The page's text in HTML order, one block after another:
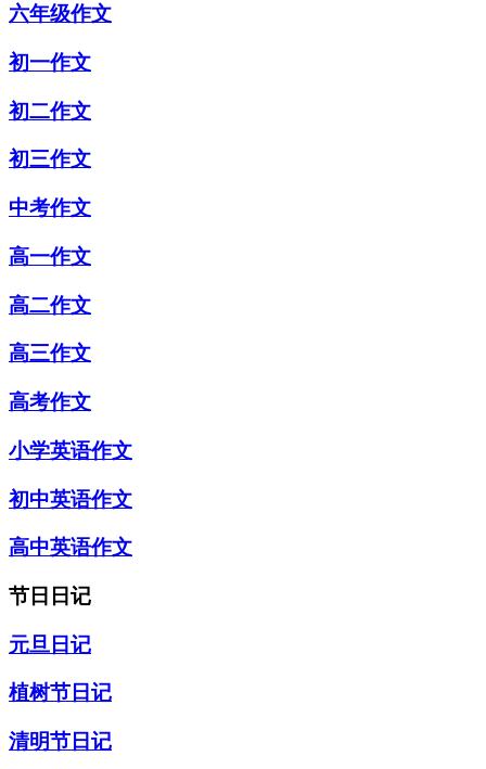
六年级作文
初一作文
初二作文
初三作文
中考作文
高一作文
高二作文
高三作文
高考作文
小学英语作文
初中英语作文
高中英语作文
节日日记
元旦日记
植树节日记
清明节日记